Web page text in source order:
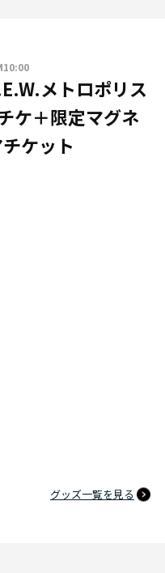
メトロポリス
ケ＋限定マグネ
ケット
グッズ一覧を見る